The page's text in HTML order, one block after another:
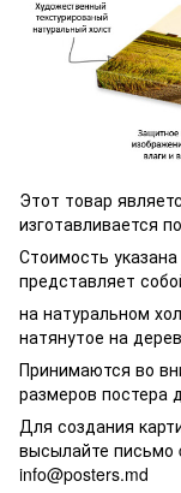
Этот товар
изготавливается
Стоимость
представляет
на натуральном
натянутое на
Принимаются во
размеров постера
Для создания
высылайте письмо
info@posters.md